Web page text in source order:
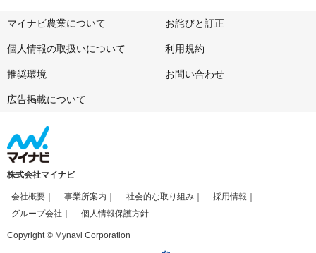
マイナビ農業について お詫びと訂正
個人情報の取扱いについて 利用規約
推奨環境 お問い合わせ
広告掲載について
株式会社マイナビ
会社概要 事業所案内 社会的な取り組み
採用情報
グループ会社
個人情報保護方針
Copyright © Mynavi Corporation